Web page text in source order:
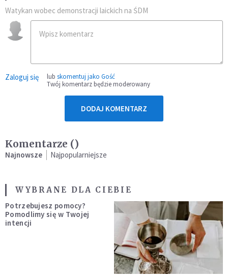
Watykan wobec demonstracji laickich na ŚDM
Zaloguj się lub skomentuj jako Gość
Twój komentarz będzie moderowany
DODAJ KOMENTARZ
Komentarze ()
Najnowsze Najpopularniejsze
WYBRANE DLA CIEBIE
Potrzebujesz pomocy?
Pomodlimy się w Twojej
intencji